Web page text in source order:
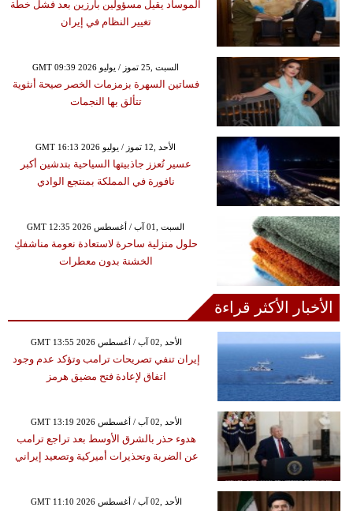
الموساد يقيل مسؤولين بارزين بعد فشل خطة
تغيير النظام في إيران
GMT 09:39 2026 السبت ,25 تموز / يوليو
فساتين السهرة بزمزمات الخصر صيحة أنثوية
تتألق بها النجمات
GMT 16:13 2026 الأحد ,12 تموز / يوليو
عسير تُعزز جاذبيتها السياحية بتدشين أكبر
نافورة في المملكة بمنتجع الوادي
GMT 12:35 2026 السبت ,01 آب / أغسطس
حلول منزلية ساحرة لاستعادة نعومة مناشفكِ
الخشنة بدون معطرات
الأخبار الأكثر قراءة
GMT 13:55 2026 الأحد ,02 آب / أغسطس
إيران تنفي تصريحات ترامب وتؤكد عدم وجود
اتفاق لإعادة فتح مضيق هرمز
GMT 13:19 2026 الأحد ,02 آب / أغسطس
هدوء حذر بالشرق الأوسط بعد تراجع ترامب
عن الضربة وتحذيرات أميركية وتصعيد إيراني
GMT 11:10 2026 الأحد ,02 آب / أغسطس